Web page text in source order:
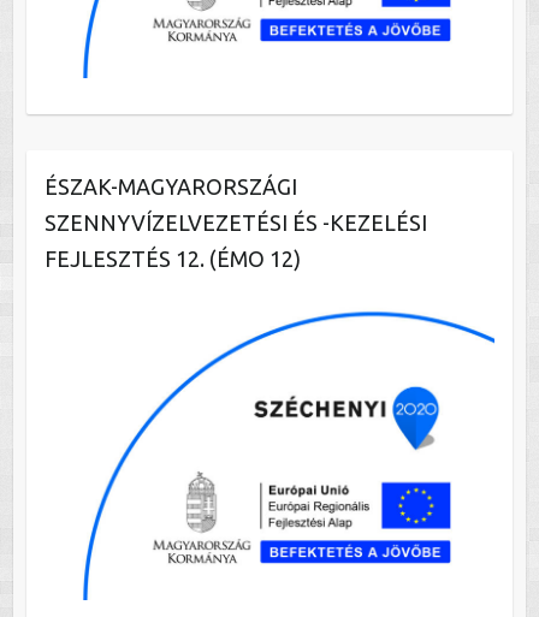
ÉSZAK-MAGYARORSZÁGI
SZENNYVÍZELVEZETÉSI ÉS -KEZELÉSI
FEJLESZTÉS 12. (ÉMO 12)